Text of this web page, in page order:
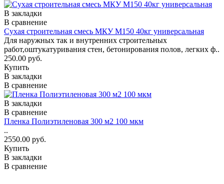
В закладки
В сравнение
Сухая строительная смесь МКУ М150 40кг универсальная
Для наружных так и внутренних строительных
работ,оштукатуривания стен, бетонирования полов, легких ф..
250.00 руб.
Купить
В закладки
В сравнение
В закладки
В сравнение
Пленка Полиэтиленовая 300 м2 100 мкм
..
2550.00 руб.
Купить
В закладки
В сравнение